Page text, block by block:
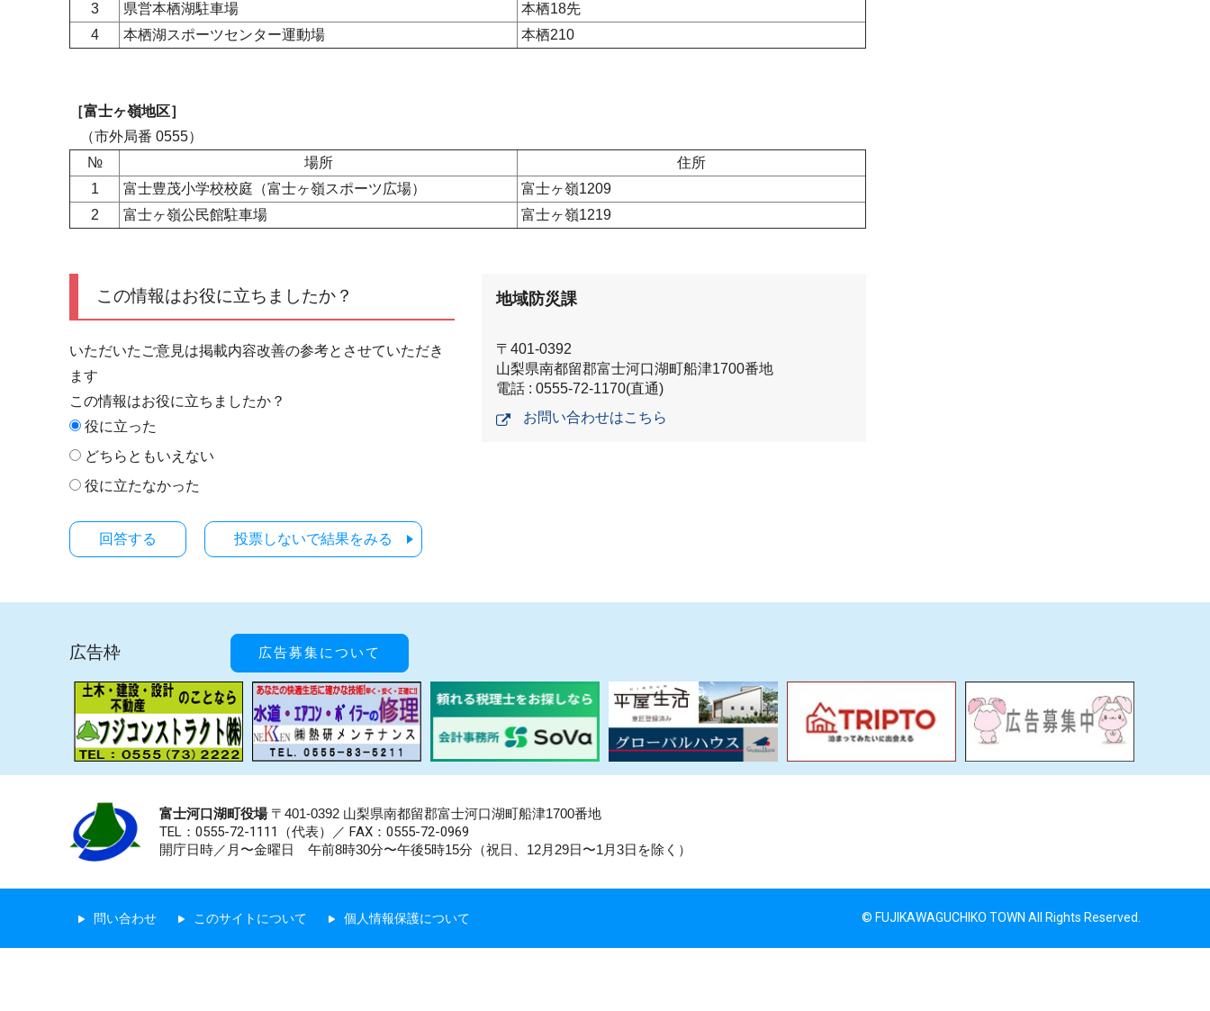
3
県営本栖湖駐車場
本栖18先
4
本栖湖スポーツセンター運動場 本栖210
［富士ヶ嶺地区］
（市外局番 0555）
№
場所
住所
1
富士豊茂小学校校庭（富士ヶ嶺スポーツ広場）
富士ヶ嶺1209
2
富士ヶ嶺公民館駐車場 富士ヶ嶺1219
この情報はお役に立ちましたか？
いただいたご意見は掲載内容改善の参考とさせていただき
ます
この情報はお役に立ちましたか？
役に立った
どちらともいえない
役に立たなかった
投票しないで結果をみる
地域防災課
〒401-0392
山梨県南都留郡富士河口湖町船津1700番地
電話 : 0555-72-1170(直通)
お問い合わせはこちら
広告枠 広告募集について
富士河口湖町役場〒401-0392 山梨県南都留郡富士河口湖町船津1700番地
TEL：0555-72-1111 （代表）／ FAX：0555-72-0969
開庁日時／月〜金曜日 午前8時30分〜午後5時15分（祝日、12月29日〜1月3日を除く）
問い合わせ このサイトについて 個人情報保護について © FUJIKAWAGUCHIKO TOWN All Rights Reserved.